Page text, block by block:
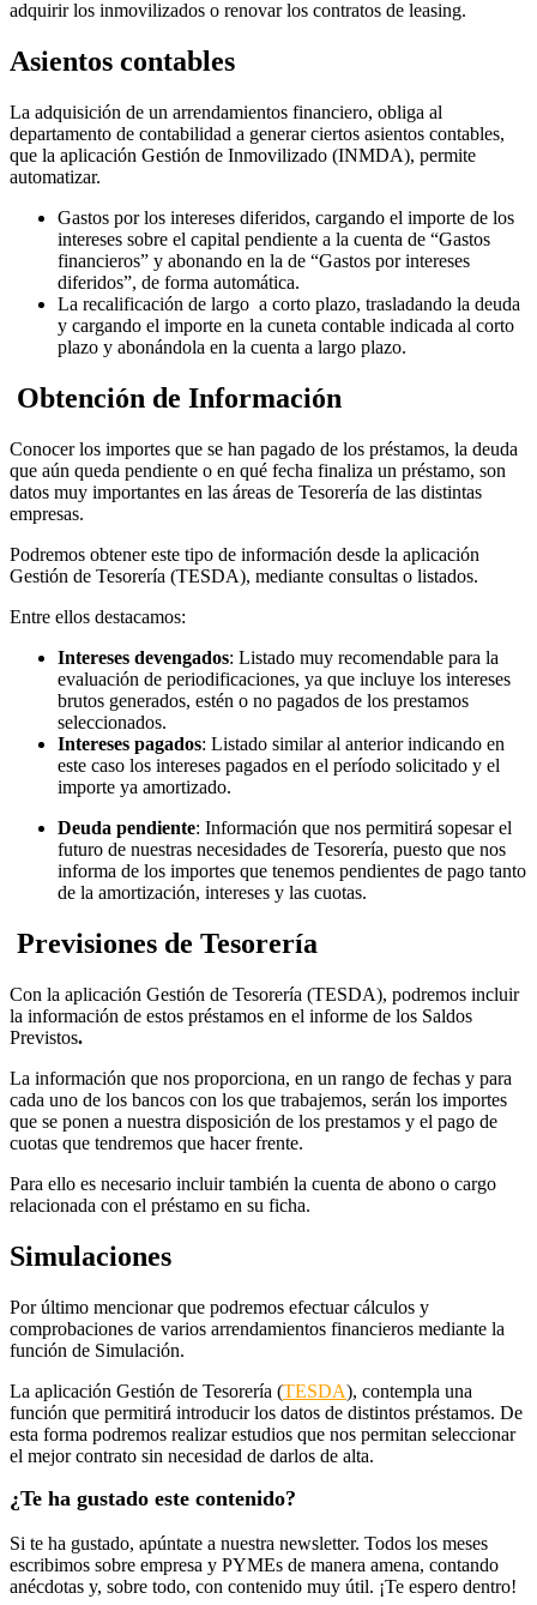
adquirir los inmovilizados o renovar los contratos de leasing.
Asientos contables
La adquisición de un arrendamientos financiero, obliga al
departamento de contabilidad a generar ciertos asientos contables,
que la aplicación Gestión de Inmovilizado (INMDA), permite
automatizar.
Gastos por los intereses diferidos, cargando el importe de los
intereses sobre el capital pendiente a la cuenta de “Gastos
financieros” y abonando en la de “Gastos por intereses
diferidos”, de forma automática.
La recalificación de largo a corto plazo, trasladando la deuda
y cargando el importe en la cuneta contable indicada al corto
plazo y abonándola en la cuenta a largo plazo.
Obtención de Información
Conocer los importes que se han pagado de los préstamos, la deuda
que aún queda pendiente o en qué fecha finaliza un préstamo, son
datos muy importantes en las áreas de Tesorería de las distintas
empresas.
Podremos obtener este tipo de información desde la aplicación
Gestión de Tesorería (TESDA), mediante consultas o listados.
Entre ellos destacamos:
Intereses devengados: Listado muy recomendable para la
evaluación de periodificaciones, ya que incluye los intereses
brutos generados, estén o no pagados de los prestamos
seleccionados.
Intereses pagados: Listado similar al anterior indicando en
este caso los intereses pagados en el período solicitado y el
importe ya amortizado.
Deuda pendiente: Información que nos permitirá sopesar el
futuro de nuestras necesidades de Tesorería, puesto que nos
informa de los importes que tenemos pendientes de pago tanto
de la amortización, intereses y las cuotas.
Previsiones de Tesorería
Con la aplicación Gestión de Tesorería (TESDA), podremos incluir
la información de estos préstamos en el informe de los Saldos
Previstos.
La información que nos proporciona, en un rango de fechas y para
cada uno de los bancos con los que trabajemos, serán los importes
que se ponen a nuestra disposición de los prestamos y el pago de
cuotas que tendremos que hacer frente.
Para ello es necesario incluir también la cuenta de abono o cargo
relacionada con el préstamo en su ficha.
Simulaciones
Por último mencionar que podremos efectuar cálculos y
comprobaciones de varios arrendamientos financieros mediante la
función de Simulación.
La aplicación Gestión de Tesorería (TESDA), contempla una
función que permitirá introducir los datos de distintos préstamos. De
esta forma podremos realizar estudios que nos permitan seleccionar
el mejor contrato sin necesidad de darlos de alta.
¿Te ha gustado este contenido?
Si te ha gustado, apúntate a nuestra newsletter. Todos los meses
escribimos sobre empresa y PYMEs de manera amena, contando
anécdotas y, sobre todo, con contenido muy útil. ¡Te espero dentro!